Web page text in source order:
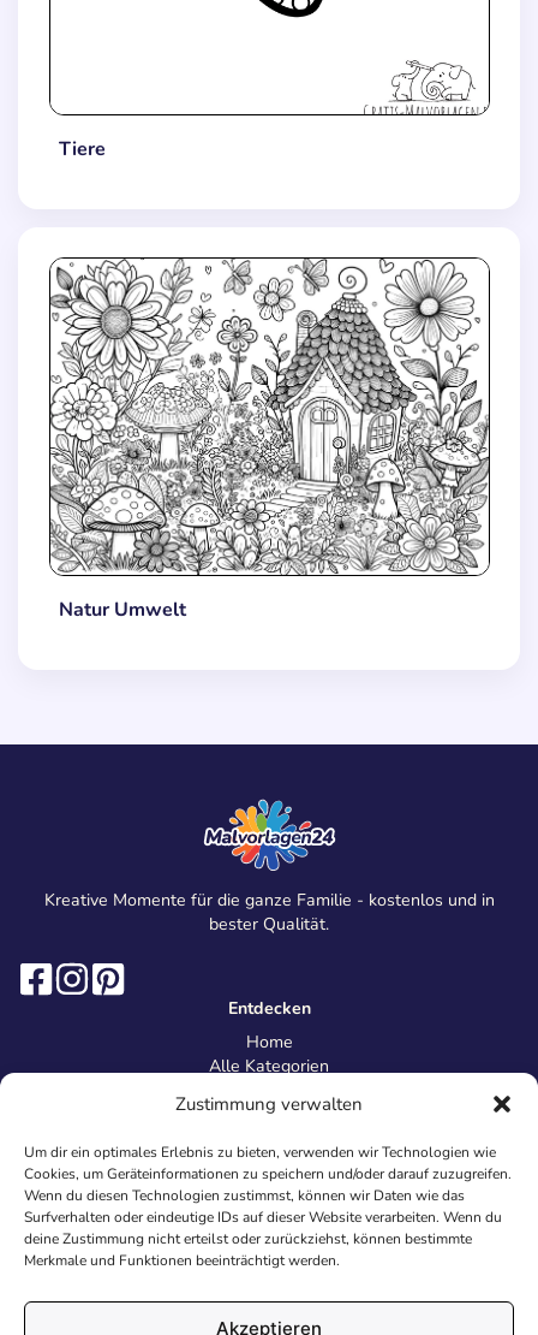
Zustimmung verwalten
Um dir ein optimales Erlebnis zu bieten, verwenden wir Technologien wie
Cookies, um Geräteinformationen zu speichern und/oder darauf zuzugreifen.
Wenn du diesen Technologien zustimmst, können wir Daten wie das
Surfverhalten oder eindeutige IDs auf dieser Website verarbeiten. Wenn du
deine Zustimmung nicht erteilst oder zurückziehst, können bestimmte
Merkmale und Funktionen beeinträchtigt werden.
Akzeptieren
Tiere
Natur Umwelt
Kreative Momente für die ganze Familie - kostenlos und in
bester Qualität.
Entdecken
Home
Alle Kategorien
Information
Über uns
Kontakt
Inhaltsrichtlinien
Recht & Datenschutz
Impressum
AGB
Cookies